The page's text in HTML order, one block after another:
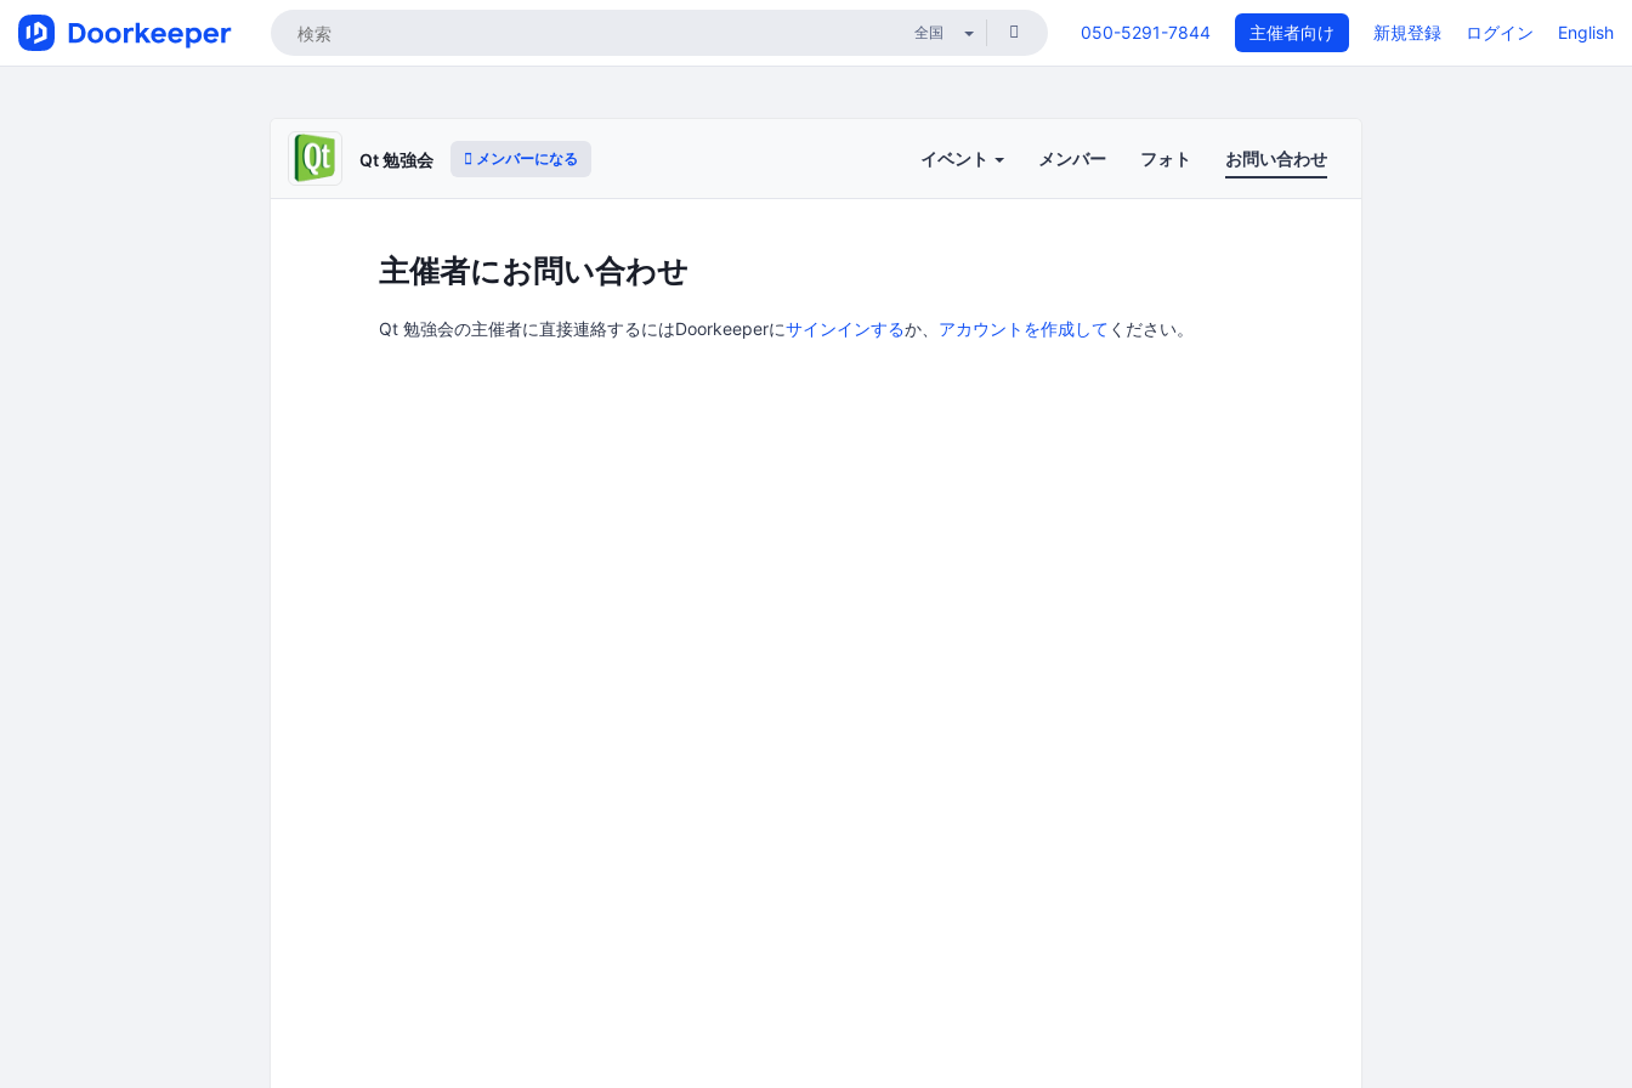
050-5291-7844 主催者向け 新規登録 ログイン English
Qt 勉強会 メンバーになる イベント メンバー フォト お問い合わせ
主催者にお問い合わせ
Qt 勉強会の主催者に直接連絡するにはDoorkeeperにサインインするか、 アカウントを作成して ください。